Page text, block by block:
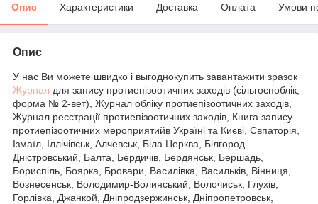
Опис Характеристики Доставка Оплата Умови
Опис
У нас Ви можете швидко і выгоднокупить завантажити зразок
Журнал для запису протиепізоотичних заходів (сільгоспоблік,
форма № 2-вет), Журнал обліку протиепізоотичних заходів,
Журнал реєстрації протиепізоотичних заходів, Книга запису
протиепізоотичних мероприятийв Україні та Києві, Євпаторія,
Ізмаїл, Іллічівськ, Алчевськ, Біла Церква, Білгород-
Дністровський, Балта, Бердичів, Бердянськ, Бершадь,
Бориспіль, Боярка, Бровари, Василівка, Васильків, Вінниця,
Вознесенськ, Володимир-Волинський, Волочиськ, Глухів,
Горлівка, Джанкой, Дніпродзержинськ, Дніпропетровськ,